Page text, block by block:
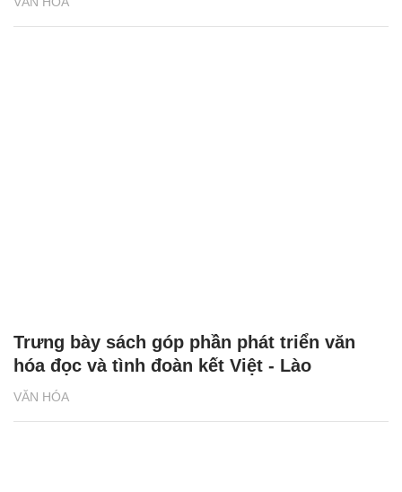
VĂN HÓA
Trưng bày sách góp phần phát triển văn
hóa đọc và tình đoàn kết Việt - Lào